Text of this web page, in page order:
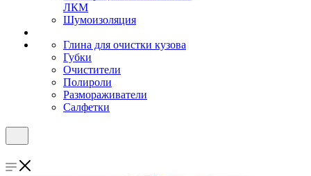
ЛКМ
Шумоизоляция
Глина для очистки кузова
Губки
Очистители
Полироли
Размораживатели
Салфетки